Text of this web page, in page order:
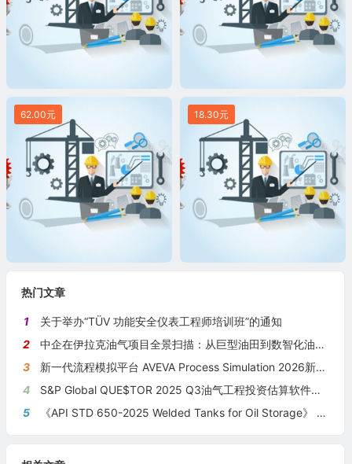
62.00元 18.30元
热门文章
1
关于举办“TÜV 功能安全仪表工程师培训班”的通知
2
中企在伊拉克油气项目全景扫描：从巨型油田到数智化油田的系统性布局
3
新一代流程模拟平台 AVEVA Process Simulation 2026新版本发布
4
S&P Global QUE$TOR 2025 Q3油气工程投资估算软件新版本发布
5
《API STD 650-2025 Welded Tanks for Oil Storage》 《钢制焊接储油罐》（中英文对照版）